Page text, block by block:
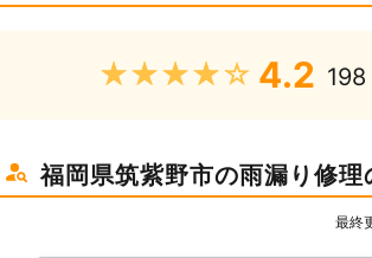
★★★★★ 4.2
福岡県筑紫野市の雨漏り修理
最終